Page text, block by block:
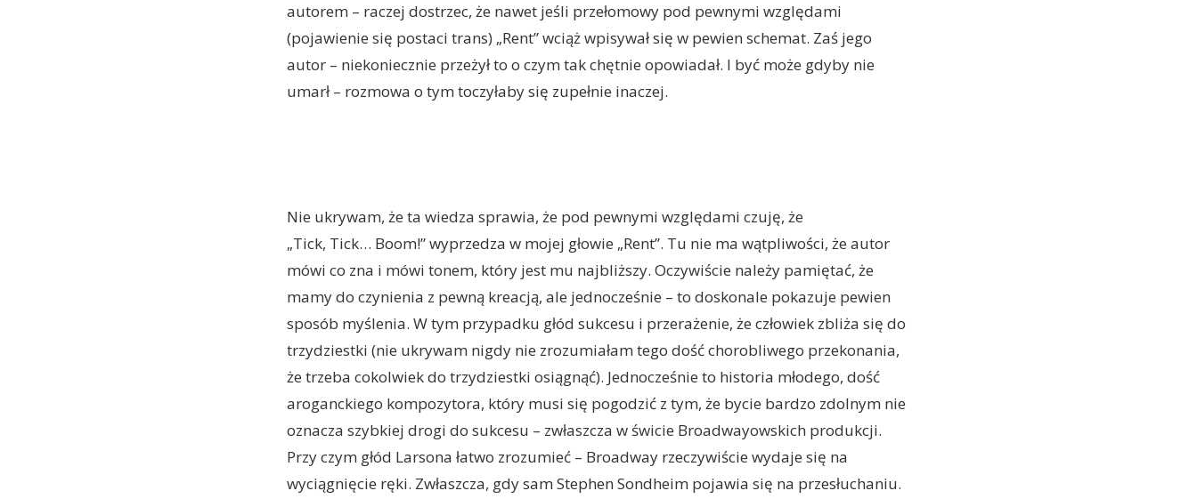
autorem – raczej dostrzec, że nawet jeśli przełomowy pod pewnymi względami
(pojawienie się postaci trans) „Rent” wciąż wpisywał się w pewien schemat. Zaś jego
autor – niekoniecznie przeżył to o czym tak chętnie opowiadał. I być może gdyby nie
umarł – rozmowa o tym toczyłaby się zupełnie inaczej.
Nie ukrywam, że ta wiedza sprawia, że pod pewnymi względami czuję, że
„Tick, Tick… Boom!” wyprzedza w mojej głowie „Rent”. Tu nie ma wątpliwości, że autor
mówi co zna i mówi tonem, który jest mu najbliższy. Oczywiście należy pamiętać, że
mamy do czynienia z pewną kreacją, ale jednocześnie – to doskonale pokazuje pewien
sposób myślenia. W tym przypadku głód sukcesu i przerażenie, że człowiek zbliża się do
trzydziestki (nie ukrywam nigdy nie zrozumiałam tego dość chorobliwego przekonania,
że trzeba cokolwiek do trzydziestki osiągnąć). Jednocześnie to historia młodego, dość
aroganckiego kompozytora, który musi się pogodzić z tym, że bycie bardzo zdolnym nie
oznacza szybkiej drogi do sukcesu – zwłaszcza w świcie Broadwayowskich produkcji.
Przy czym głód Larsona łatwo zrozumieć – Broadway rzeczywiście wydaje się na
wyciągnięcie ręki. Zwłaszcza, gdy sam Stephen Sondheim pojawia się na przesłuchaniu.